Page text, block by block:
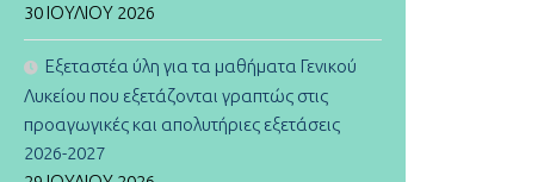
30 ΙΟΥΛΊΟΥ 2026
Εξεταστέα ύλη για τα μαθήματα Γενικού
Λυκείου που εξετάζονται γραπτώς στις
προαγωγικές και απολυτήριες εξετάσεις
2026-2027